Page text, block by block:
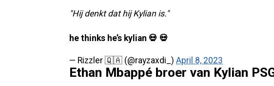
"Hij denkt dat hij Kylian is."
he thinks he’s kylian 💀 💀
— Rizzler 🇶🇦 (@rayzaxdi_) April 8, 2023
Ethan Mbappé broer van Kylian